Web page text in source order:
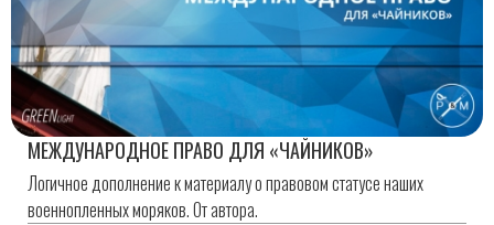
МЕЖДУНАРОДНОЕ ПРАВО ДЛЯ «ЧАЙНИКОВ»
Логичное дополнение к материалу о правовом статусе наших
военнопленных моряков. От автора.